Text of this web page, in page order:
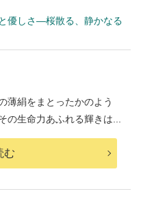
優しさ—桜散る、静かなる
薄絹をまとったかのよう
の生命力あふれる輝きは...
む